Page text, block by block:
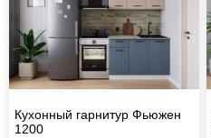
Кухонный гарнитур Фьюжен
1200